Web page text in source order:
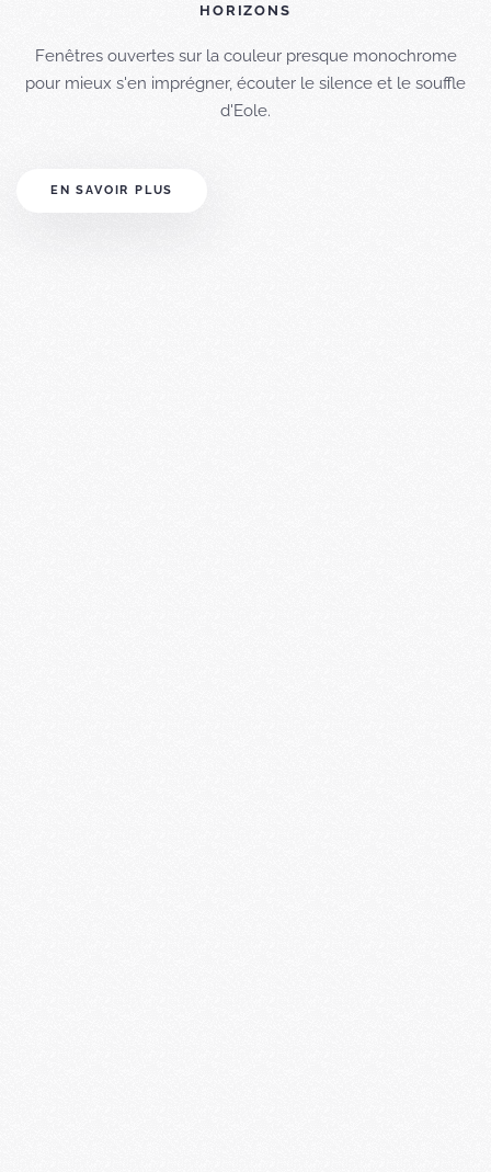
HORIZONS
Fenêtres ouvertes sur la couleur presque monochrome
pour mieux s'en imprégner, écouter le silence et le souffle
d'Eole.
EN SAVOIR PLUS